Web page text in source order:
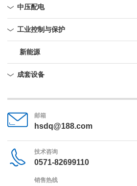
中压配电
工业控制与保护
新能源
成套设备
邮箱
hsdq@188.com
技术咨询
0571-82699110
销售热线